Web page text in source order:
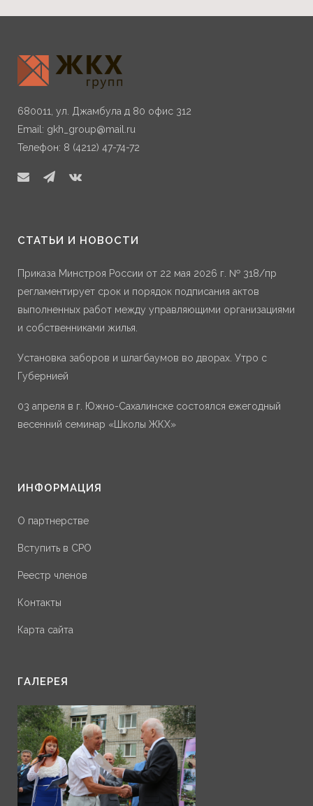
680011, ул. Джамбула д 80 офис 312
Email: gkh_group@mail.ru
Телефон: 8 (4212) 47-74-72
СТАТЬИ И НОВОСТИ
Приказа Минстроя России от 22 мая 2026 г. № 318/пр
регламентирует срок и порядок подписания актов
выполненных работ между управляющими организациями
и собственниками жилья.
Установка заборов и шлагбаумов во дворах. Утро с
Губернией
03 апреля в г. Южно-Сахалинске состоялся ежегодный
весенний семинар «Школы ЖКХ»
ИНФОРМАЦИЯ
О партнерстве
Вступить в СРО
Реестр членов
Контакты
Карта сайта
ГАЛЕРЕЯ